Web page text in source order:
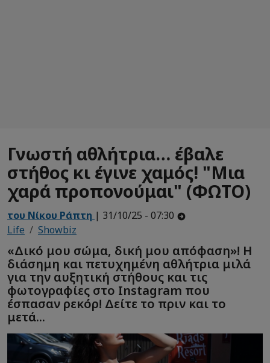
Γνωστή αθλήτρια… έβαλε
στήθος κι έγινε χαμός! "Μια
χαρά προπονούμαι" (ΦΩΤΟ)
του Νίκου Ράπτη | 31/10/25 - 07:30
Life
Showbiz
«Δικό μου σώμα, δική μου απόφαση»! Η
διάσημη και πετυχημένη αθλήτρια μιλά
για την αυξητική στήθους και τις
φωτογραφίες στο Instagram που
έσπασαν ρεκόρ! Δείτε το πριν και το
μετά...